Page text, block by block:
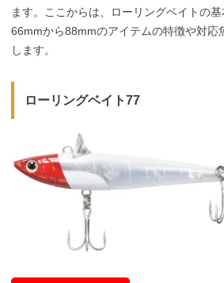
ます。ここからは、ローリングベイトの基
66mmから88mmのアイテムの特徴や対応
します。
ローリングベイト77